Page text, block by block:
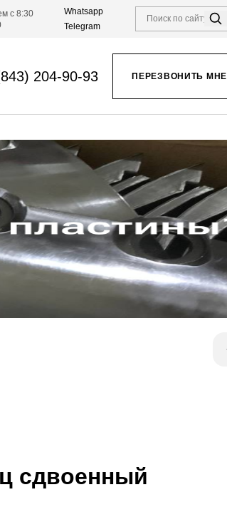
с 8:30
Whatsapp
Telegram
204-90-93 ПЕРЕЗВОНИТЬ МНЕ
сдвоенный